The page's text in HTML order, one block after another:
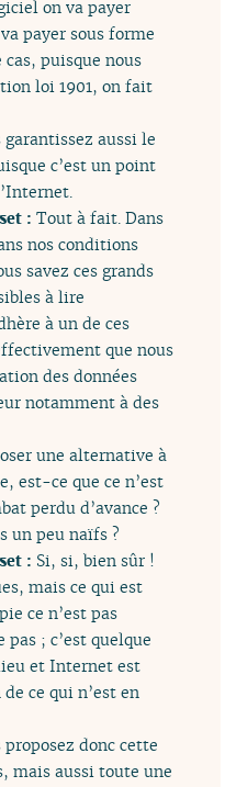
on va payer
payer sous forme
puisque nous
loi 1901, on fait
garantissez aussi le
c’est un point
:Tout à fait. Dans
nos conditions
savez ces grands
à lire
à un de ces
que nous
des données
notamment à des
une alternative à
est-ce que ce n’est
perdu d’avance ?
un peu naïfs ?
: Si, si, bien sûr !
mais ce qui est
ce n’est pas
pas ; c’est quelque
et Internet est
ce qui n’est en
proposez donc cette
mais aussi toute une